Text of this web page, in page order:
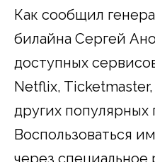
Как сообщил
билайна Сергей
доступных
Netflix,
других популярных
Воспользоваться
через